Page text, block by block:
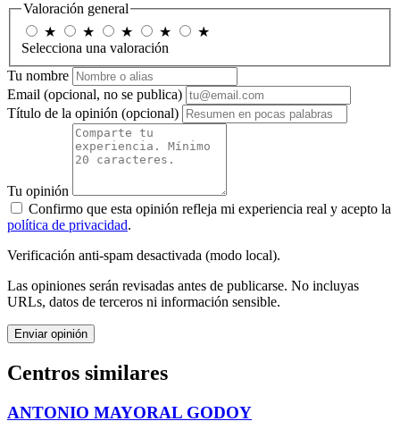
Valoración general
★
★ ★ ★
★
Selecciona una valoración
Tu nombre
Email (opcional, no se publica)
Título de la opinión (opcional)
Tu opinión
Confirmo que esta opinión refleja mi experiencia real y acepto la
política de privacidad.
Verificación anti-spam desactivada (modo local).
Las opiniones serán revisadas antes de publicarse. No incluyas
URLs, datos de terceros ni información sensible.
Enviar opinión
Centros similares
ANTONIO MAYORAL GODOY